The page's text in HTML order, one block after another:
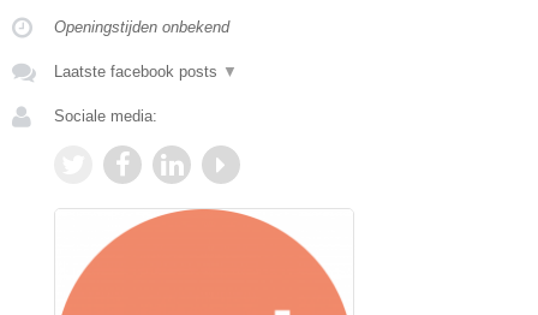
Openingstijden onbekend
Laatste facebook posts ▼
Sociale media: